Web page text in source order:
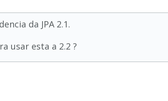
da JPA 2.1.
usar esta a 2.2 ?